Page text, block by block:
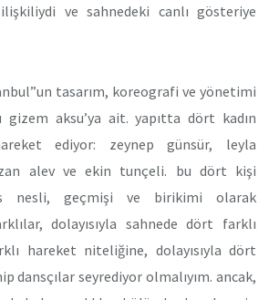
ve sahnedeki canlı gösteriye
tasarım, koreografi ve yönetimi
gizem aksu’ya ait. yapıtta dört kadın
ediyor: zeynep günsür, leyla
alev ve ekin tunçeli. bu dört kişi
nesli, geçmişi ve birikimi olarak
dolayısıyla sahnede dört farklı
hareket niteliğine, dolayısıyla dört
dansçılar seyrediyor olmalıyım. ancak,